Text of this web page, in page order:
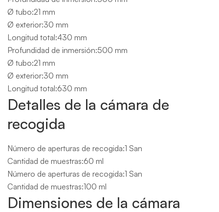
Ø tubo:21 mm
Ø exterior:30 mm
Longitud total:430 mm
Profundidad de inmersión:500 mm
Ø tubo:21 mm
Ø exterior:30 mm
Longitud total:630 mm
Detalles de la cámara de
recogida
Número de aperturas de recogida:1 San
Cantidad de muestras:60 ml
Número de aperturas de recogida:1 San
Cantidad de muestras:100 ml
Dimensiones de la cámara